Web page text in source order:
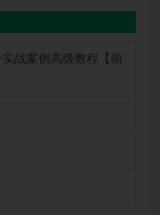
战案例高级教程【画